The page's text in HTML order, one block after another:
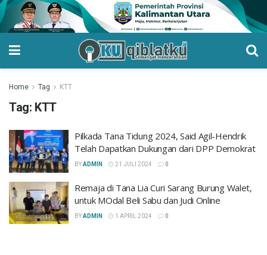
Home Tag KTT
Tag: KTT
Pilkada Tana Tidung 2024, Said Agil-Hendrik
Telah Dapatkan Dukungan dari DPP Demokrat
BYADMIN 21 JULI 2024 0
Remaja di Tana Lia Curi Sarang Burung Walet,
untuk MOdal Beli Sabu dan Judi Online
BYADMIN 1 APRIL 2024 0